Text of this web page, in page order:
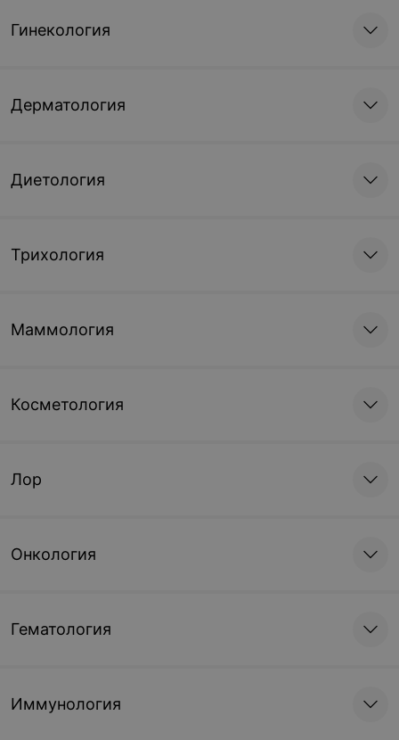
Гинекология
Дерматология
Диетология
Трихология
Маммология
Косметология
Лор
Онкология
Гематология
Иммунология